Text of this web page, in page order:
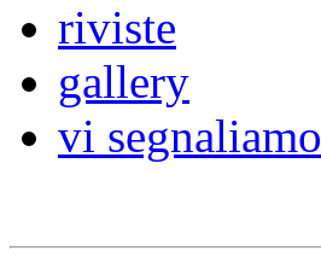
riviste
gallery
vi segnaliamo